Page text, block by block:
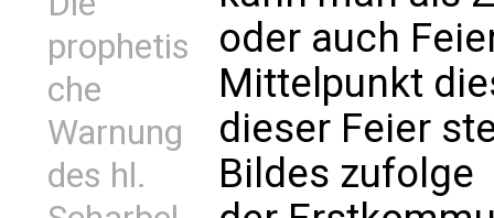
prophetis
che
Warnung
des hl.
oder auch
Mittelpunkt
dieser Feier
Bildes zufolge